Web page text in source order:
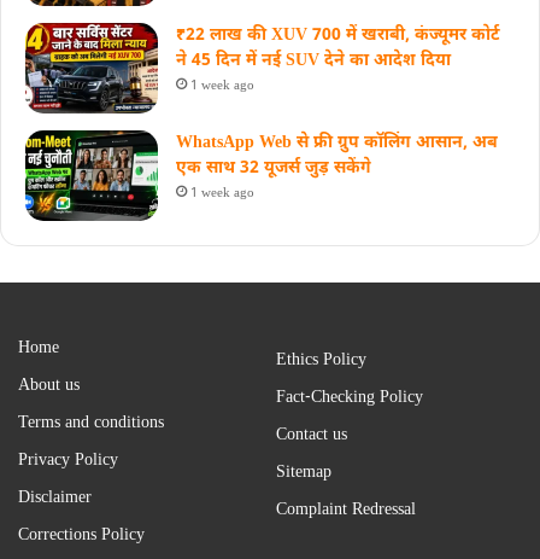
₹22 लाख की XUV 700 में खराबी, कंज्यूमर कोर्ट
ने 45 दिन में नई SUV देने का आदेश दिया
1 week ago
WhatsApp Web से फ्री ग्रुप कॉलिंग आसान, अब
एक साथ 32 यूजर्स जुड़ सकेंगे
1 week ago
Home
About us
Terms and conditions
Privacy Policy
Disclaimer
Corrections Policy
Ethics Policy
Fact-Checking Policy
Contact us
Sitemap
Complaint Redressal